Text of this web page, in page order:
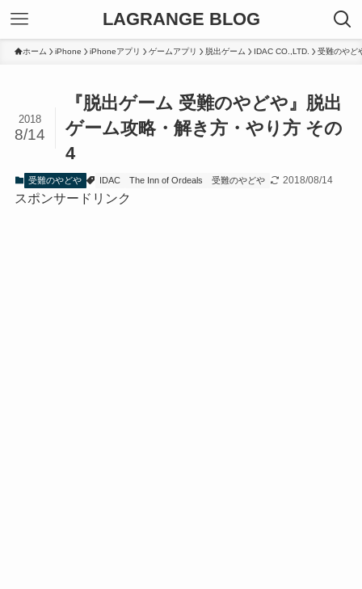
LAGRANGE BLOG
ホーム iPhone iPhoneアプリ ゲームアプリ 脱出ゲーム IDAC CO.,LTD. 受難のやど
『脱出ゲーム 受難のやどや』脱出
ゲーム攻略・解き方・やり方 その
4
2018
8/14
受難のやどや IDAC The Inn of Ordeals 受難のやどや 2018/08/14
スポンサードリンク